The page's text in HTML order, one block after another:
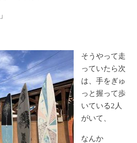
そうやって走
っていたら次
は、手をぎゅ
っと握って歩
いている2人
がいて、
なんか